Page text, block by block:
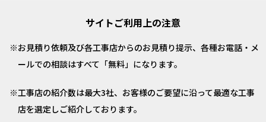
サイトご利用上の注意
お見積り依頼及び各工事店からのお見積り提示、各種お電話・メ
ールでの相談はすべて「無料」になります。
工事店の紹介数は最大3社、お客様のご要望に沿って最適な工事
店を選定しご紹介しております。